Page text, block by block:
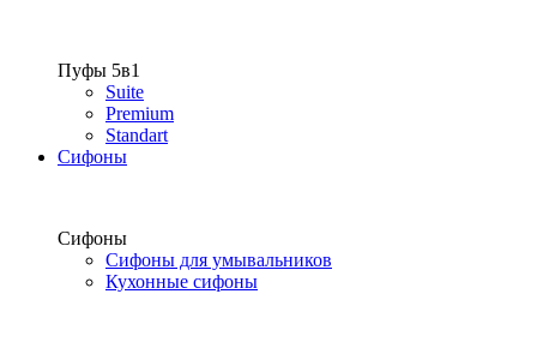
Пуфы 5в1
Suite
Premium
Standart
Сифоны
Сифоны
Сифоны для умывальников
Кухонные сифоны